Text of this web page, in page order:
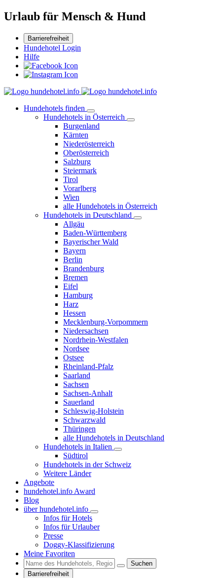
Urlaub für Mensch & Hund
Barrierefreiheit
Hundehotel Login
Hilfe
Hundehotels finden
Hundehotels in Österreich
Burgenland
Kärnten
Niederösterreich
Oberösterreich
Salzburg
Steiermark
Tirol
Vorarlberg
Wien
alle Hundehotels in Österreich
Hundehotels in Deutschland
Allgäu
Baden-Württemberg
Bayerischer Wald
Bayern
Berlin
Brandenburg
Bremen
Eifel
Hamburg
Harz
Hessen
Mecklenburg-Vorpommern
Niedersachsen
Nordrhein-Westfalen
Nordsee
Ostsee
Rheinland-Pfalz
Saarland
Sachsen
Sachsen-Anhalt
Sauerland
Schleswig-Holstein
Schwarzwald
Thüringen
alle Hundehotels in Deutschland
Hundehotels in Italien
Südtirol
Hundehotels in der Schweiz
Weitere Länder
Angebote
hundehotel.info Award
Blog
über hundehotel.info
Infos für Hotels
Infos für Urlauber
Presse
Doggy-Klassifizierung
Meine Favoriten
Suchen
Barrierefreiheit